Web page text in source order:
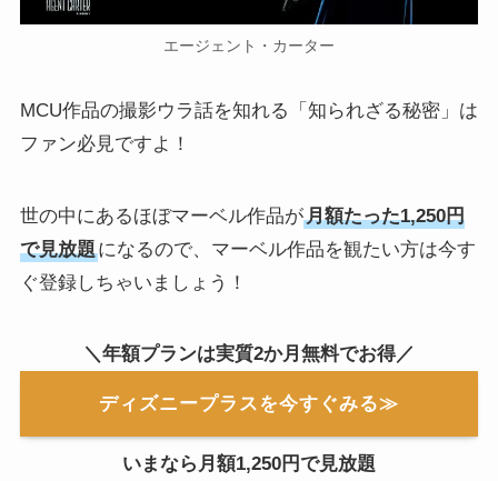
エージェント・カーター
MCU作品の撮影ウラ話を知れる「知られざる秘密」は
ファン必見ですよ！
世の中にあるほぼマーベル作品が月額たった1,250円
で見放題になるので、マーベル作品を観たい方は今す
ぐ登録しちゃいましょう！
＼年額プランは実質2か月無料でお得／
ディズニープラスを今すぐみる≫
いまなら月額1,250円で見放題